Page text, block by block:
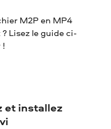
M2P en MP4
Lisez le guide ci-
et installez